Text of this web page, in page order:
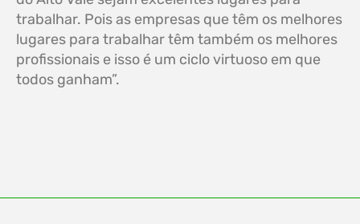
trabalhar. Pois as empresas que têm os melhores
lugares para trabalhar têm também os melhores
profissionais e isso é um ciclo virtuoso em que
todos ganham”.